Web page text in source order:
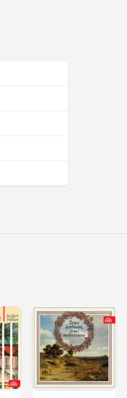
Přehrát
ukázku